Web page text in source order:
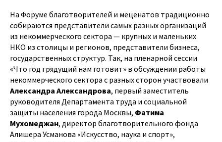
На Форуме благотворителей и меценатов традиционно
собираются представители самых разных организаций
из некоммерческого сектора — крупных и маленьких
НКО из столицы и регионов, представители бизнеса,
государственных структур. Так, на пленарной сессии
«Что год грядущий нам готовит» в обсуждении работы
некоммерческого сектора с разных сторон участвовали
Александра Александрова, первый заместитель
руководителя Департамента труда и социальной
защиты населения города Москвы, Фатима
Мухомеджан, директор благотворительного фонда
Алишера Усманова «Искусство, наука и спорт»,